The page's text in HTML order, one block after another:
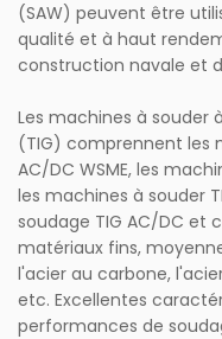
(SAW) peuvent être
qualité et à haut
construction navale et
Les machines à souder
(TIG) comprennent les
AC/DC WSME, les
les machines à souder
soudage TIG AC/DC et
matériaux fins,
l'acier au carbone,
etc. Excellentes
performances de